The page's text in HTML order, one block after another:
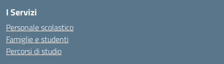
I Servizi
Personale scolastico
Famiglie e studenti
Percorsi di studio